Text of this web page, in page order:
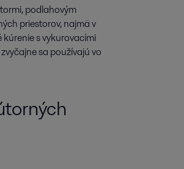
podlahovým
priestorov, najmä v
s vykurovacími
sa používajú vo